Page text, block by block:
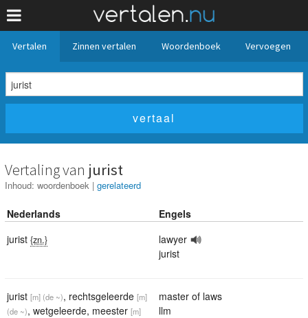
Vertalen Zinnen vertalen Woordenboek Vervoegen
Vertaling van jurist
Inhoud: woordenboek | gerelateerd
Nederlands
Engels
jurist {zn.}
lawyer
jurist
jurist [m] (de ~), rechtsgeleerde [m]
(de ~), wetgeleerde, meester [m]
master of laws
llm